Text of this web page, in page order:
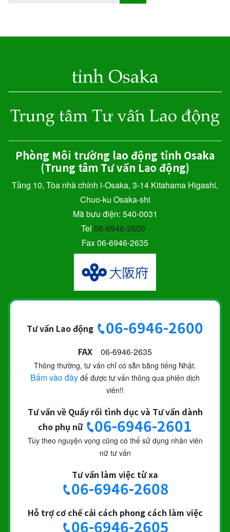
Phòng Môi trường lao động tỉnh Osaka
(Trung tâm Tư vấn Lao động)
Tầng 10, Tòa nhà chính l-Osaka, 3-14 Kitahama Higashi,
Chuo-ku Osaka-shi
Mã bưu điện: 540-0031
Tel 06-6946-2600
Fax 06-6946-2635
Tư vấn Lao động 06-6946-2600
FAX 06-6946-2635
Thông thường, tư vấn chỉ có sẵn bằng tiếng Nhật.
Bấm vào đây để được tư vấn thông qua phiên dịch
viên!!
Tư vấn về Quấy rối tình dục và Tư vấn dành
cho phụ nữ
06-6946-2601
Tùy theo nguyện vọng cũng có thể sử dụng nhân viên
nữ tư vấn
Tư vấn làm việc từ xa
06-6946-2608
Hỗ trợ cơ chế cải cách phong cách làm việc
06-6946-2605